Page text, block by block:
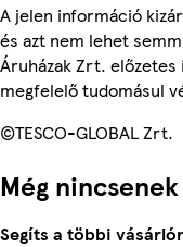
A jelen információ
és azt nem lehet
Áruházak Zrt. előzetes
megfelelő tudomásul
©TESCO-GLOBAL Zrt.
Még
Segíts a többi